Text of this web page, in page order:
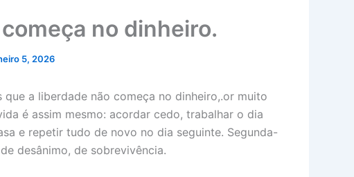
no dinheiro.
5, 2026
que a liberdade não começa no dinheiro,.or muito
é assim mesmo: acordar cedo, trabalhar o dia
e repetir tudo de novo no dia seguinte. Segunda-
desânimo, de sobrevivência.